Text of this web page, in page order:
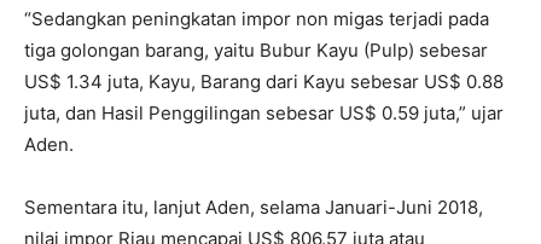
“Sedangkan peningkatan impor non migas terjadi pada
tiga golongan barang, yaitu Bubur Kayu (Pulp) sebesar
US$ 1.34 juta, Kayu, Barang dari Kayu sebesar US$ 0.88
juta, dan Hasil Penggilingan sebesar US$ 0.59 juta,” ujar
Aden.
Sementara itu, lanjut Aden, selama Januari-Juni 2018,
nilai impor Riau mencapai US$ 806.57 juta atau